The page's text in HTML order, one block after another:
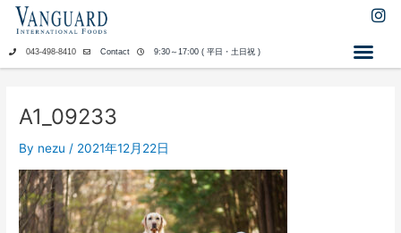
ス
I
043-498-8410 Contact 9:30～17:00 ( 平日・土日祝 )
A1_09233
By nezu / 2021年12月22日